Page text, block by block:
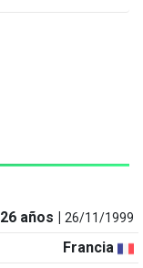
26 años |26/11/1999
Francia